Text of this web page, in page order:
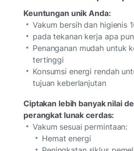
Keuntungan unik Anda:
Vakum bersih dan higienis
pada tekanan kerja apa pun
Penanganan mudah untuk
tertinggi
Konsumsi energi rendah
tujuan keberlanjutan
Ciptakan lebih banyak nilai
perangkat lunak cerdas:
Vakum sesuai permintaan:
Hemat energi